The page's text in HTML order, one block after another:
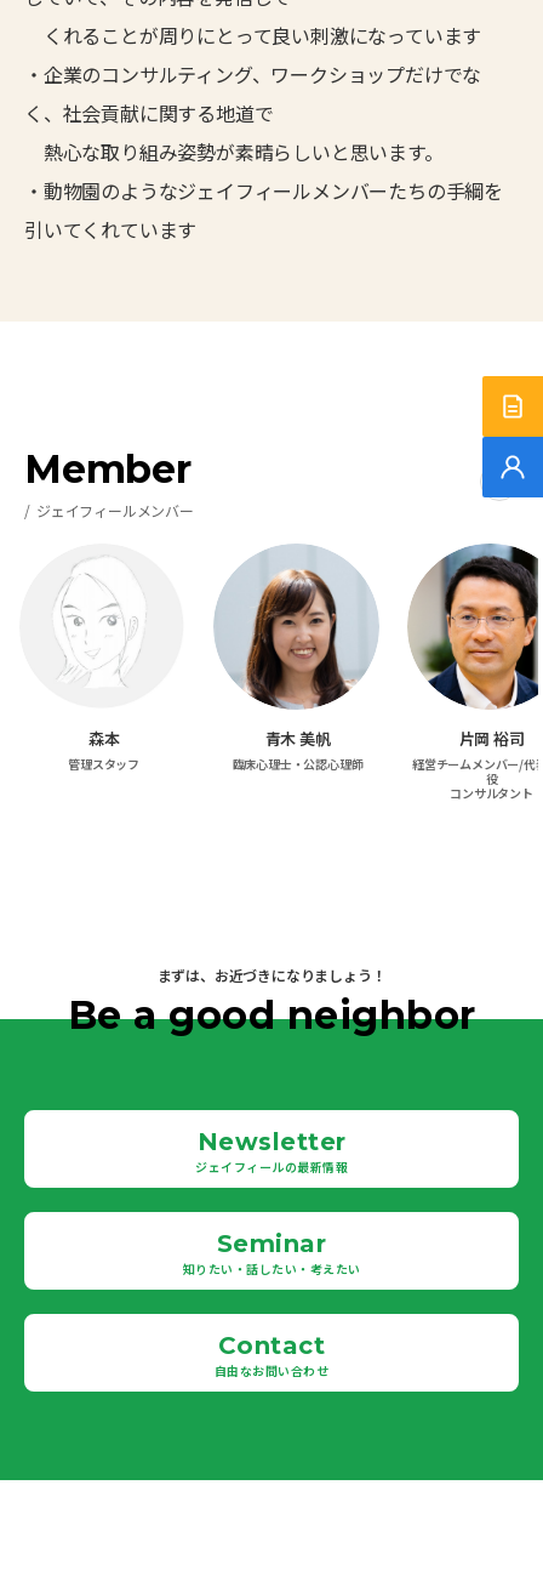
サ
無
くれることが周りにとって良い刺激になっています
・企業のコンサルティング、ワークショップだけでな
く、社会貢献に関する地道で
熱心な取り組み姿勢が素晴らしいと思います。
・動物園のようなジェイフィールメンバーたちの手綱を
引いてくれています
Member
ジェイフィールメンバー
森本
管理スタッフ
青木 美帆
臨床心理士・公認心理師
片岡 裕司
経営チームメンバー/代
役
コンサルタント
まずは、お近づきになりましょう！
Be a good neighbor
Newsletter
ジェイフィールの最新情報
Seminar
知りたい・話したい・考えたい
Contact
自由なお問い合わせ